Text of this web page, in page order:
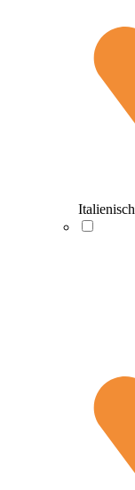
Italienisch